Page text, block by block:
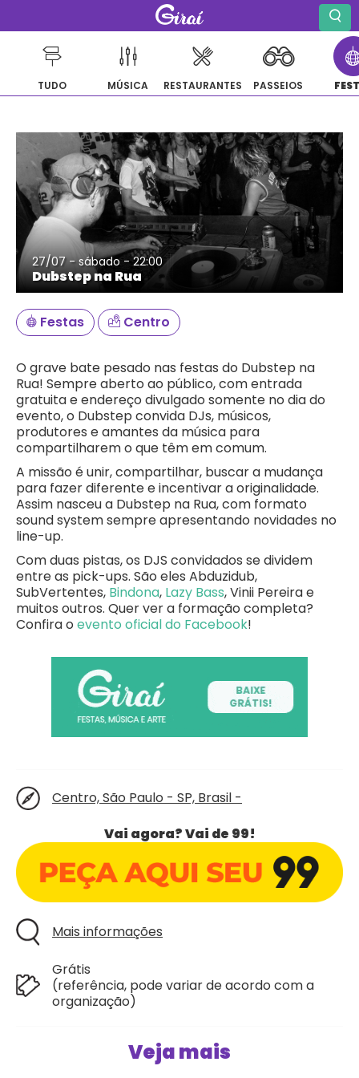
para
conteúdo
TUDO MÚSICA RESTAURANTES PASSEIOS
27/07 - sábado - 22:00
Dubstep na Rua
Festas Centro
O grave bate pesado nas festas do Dubstep na
Rua! Sempre aberto ao público, com entrada
gratuita e endereço divulgado somente no dia do
evento, o Dubstep convida DJs, músicos,
produtores e amantes da música para
compartilharem o que têm em comum.
A missão é unir, compartilhar, buscar a mudança
para fazer diferente e incentivar a originalidade.
Assim nasceu a Dubstep na Rua, com formato
sound system sempre apresentando novidades no
line-up.
Com duas pistas, os DJS convidados se dividem
entre as pick-ups. São eles Abduzidub,
SubVertentes, Bindona, Lazy Bass, Vinii Pereira e
muitos outros. Quer ver a formação completa?
Confira o evento oficial do Facebook!
Centro, São Paulo - SP, Brasil -
Vai agora? Vai de 99!
Mais informações
Grátis
(referência, pode variar de acordo com a
organização)
Veja mais